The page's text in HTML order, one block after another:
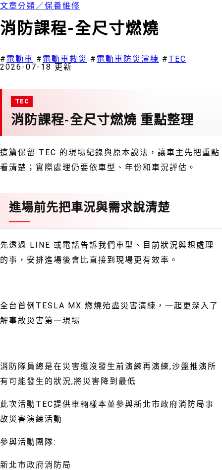
文章分類／保養維修
消防課程-全尺寸燃燒
# 電動車 # 電動車救災 # 電動車防災演練 # TEC
2026-07-18 更新
消防課程-全尺寸燃燒 重點整理
這篇保留 TEC 的現場紀錄與原本說法，讓車主先把重點
看清楚；實際處理仍要依車型、年份和車況評估。
進場前先把車況與需求說清楚
先透過 LINE 或電話告訴我們車型、目前狀況與想處理
的事，安排進場後會比直接到現場更有效率。
全台首例TESLA MX 燃燒殆盡災害演練，一起更深入了
解事故災害第一現場
消防隊員總是在災害還沒發生前演練再演練,沙盤推演所
有可能發生的狀況,將災害降到最低
此次活動TEC提供車輛樣本並參與新北市政府消防局事
故災害演練活動
參與活動團隊:⠀⠀⠀⠀
新北市政府消防局